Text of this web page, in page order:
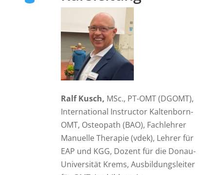
Ralf Kusch, MSc., PT-OMT (DGOMT),
International Instructor Kaltenborn-
OMT, Osteopath (BAO), Fachlehrer
Manuelle Therapie (vdek), Lehrer für
EAP und KGG, Dozent für die Donau-
Universität Krems, Ausbildungsleiter